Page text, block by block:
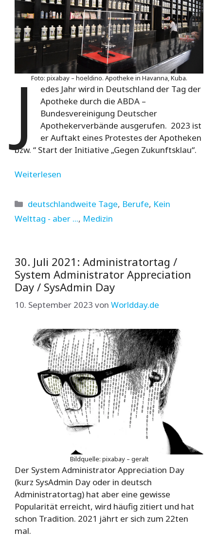
Foto: pixabay – hoeldino. Apotheke in Havanna, Kuba.
J
edes Jahr wird in Deutschland der Tag der
Apotheke durch die ABDA –
Bundesvereinigung Deutscher
Apothekerverbände ausgerufen. 2023 ist
er Auftakt eines Protestes der Apotheken
bzw. “ Start der Initiative „Gegen Zukunftsklau“.
Weiterlesen
Kategorien
deutschlandweite Tage, Berufe, Kein
Welttag - aber ..., Medizin
30. Juli 2021: Administratortag /
System Administrator Appreciation
Day / SysAdmin Day
10. September 2023 von Worldday.de
Bildquelle: pixabay – geralt
Der System Administrator Appreciation Day
(kurz SysAdmin Day oder in deutsch
Administratortag) hat aber eine gewisse
Popularität erreicht, wird häufig zitiert und hat
schon Tradition. 2021 jährt er sich zum 22ten
mal.